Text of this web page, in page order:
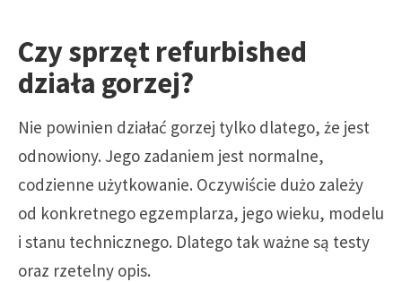
Czy sprzęt refurbished
działa gorzej?
Nie powinien działać gorzej tylko dlatego, że jest
odnowiony. Jego zadaniem jest normalne,
codzienne użytkowanie. Oczywiście dużo zależy
od konkretnego egzemplarza, jego wieku, modelu
i stanu technicznego. Dlatego tak ważne są testy
oraz rzetelny opis.